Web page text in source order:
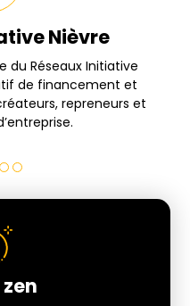
Nièvre
du Réseaux Initiative
de financement et
repreneurs et